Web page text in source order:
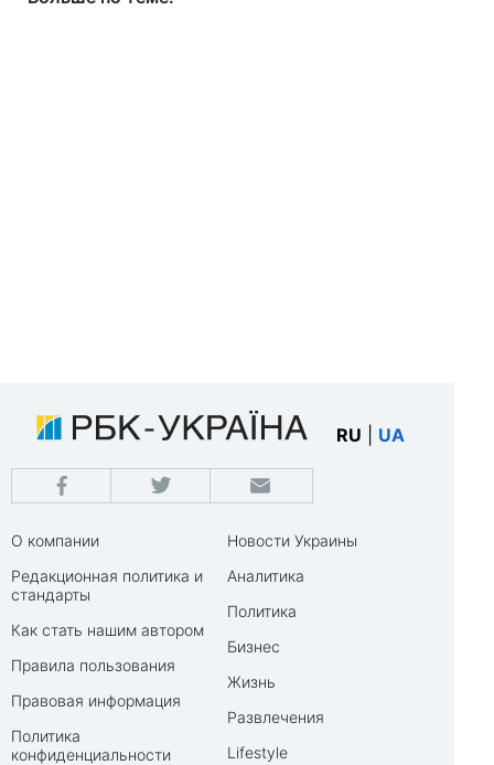
RU UA
О компании
Редакционная политика и
стандарты
Как стать нашим автором
Правила пользования
Правовая информация
Политика
конфиденциальности
Новости Украины
Аналитика
Политика
Бизнес
Жизнь
Развлечения
Lifestyle